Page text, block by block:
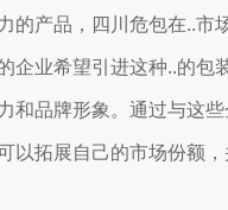
的产品，四川危包在..市
企业希望引进这种..的包
和品牌形象。通过与这
以拓展自己的市场份额